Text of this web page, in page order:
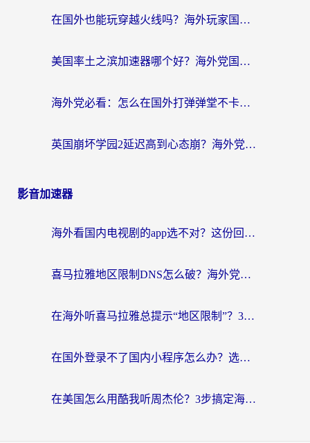
在国外也能玩穿越火线吗？海外玩家国服游戏畅玩终极指南
美国率土之滨加速器哪个好？海外党国服游戏畅玩终极指南（附多游戏解决方案）
海外党必看：怎么在国外打弹弹堂不卡？番茄加速器亲测指南
英国崩坏学园2延迟高到心态崩？海外党国服游戏加速终极指南
影音加速器
海外看国内电视剧的app选不对？这份回国加速器避坑指南帮你流畅追剧
喜马拉雅地区限制DNS怎么破？海外党听国内音乐听书的终极解决方案
在海外听喜马拉雅总提示“地区限制”？3步轻松解除+听国内音乐全攻略
在国外登录不了国内小程序怎么办？选对回国加速器，轻松解锁国内资源
在美国怎么用酷我听周杰伦？3步搞定海外听歌难题